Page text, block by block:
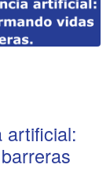
artificial: